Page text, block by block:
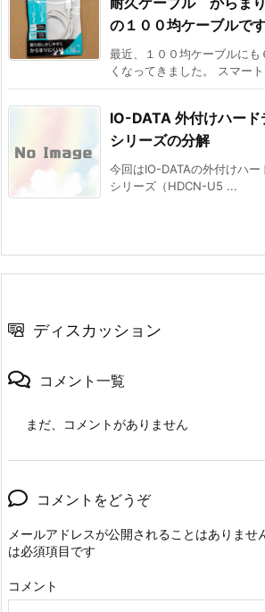
の１００均ケーブルです
最近、１００均ケーブルにも
くなってきました。 スマー
IO-DATA 外付けハー
シリーズの分解
今回はIO-DATAの外付けハ
シリーズ（HDCN-U5 ...
ディスカッション
コメント一覧
まだ、コメントがありません
コメントをどうぞ
メールアドレスが公開されることはありませ
は必須項目です
コメント